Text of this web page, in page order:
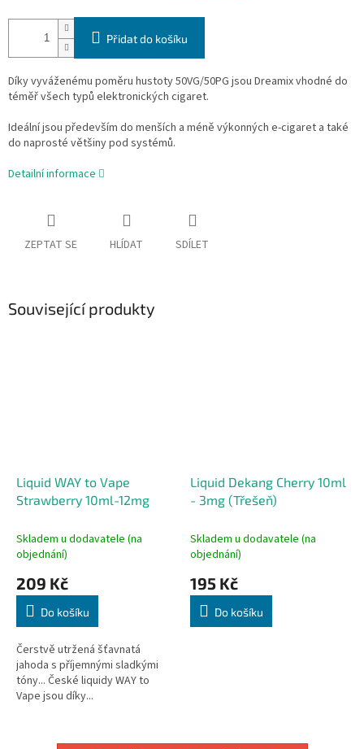
Přidat do košíku
Díky vyváženému poměru hustoty 50VG/50PG jsou Dreamix vhodné do
téměř všech typů elektronických cigaret.
Ideální jsou především do menších a méně výkonných e-cigaret a také
do naprosté většiny pod systémů.
Detailní informace
ZEPTAT SE HLÍDAT SDÍLET
Související produkty
Liquid WAY to Vape
Strawberry 10ml-12mg
Skladem u dodavatele (na
objednání)
209 Kč
Do košíku
Čerstvě utržená šťavnatá
jahoda s příjemnými sladkými
tóny... České liquidy WAY to
Vape jsou díky...
Liquid Dekang Cherry 10ml
- 3mg (Třešeň)
Skladem u dodavatele (na
objednání)
195 Kč
Do košíku